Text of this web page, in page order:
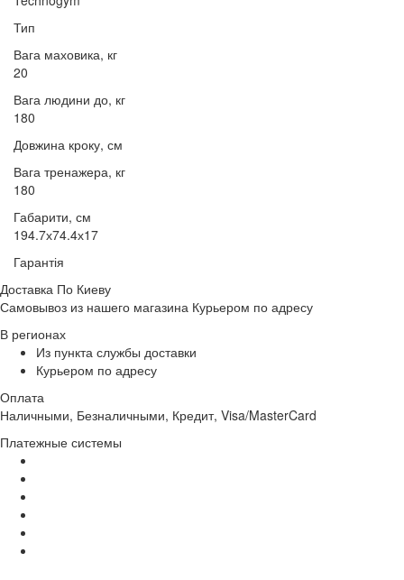
Тип
Вага маховика, кг
20
Вага людини до, кг
180
Довжина кроку, см
Вага тренажера, кг
180
Габарити, см
194.7х74.4х17
Гарантія
Доставка По Киеву
Самовывоз из нашего магазина Курьером по адресу
В регионах
Из пункта службы доставки
Курьером по адресу
Оплата
Наличными, Безналичными, Кредит, Visa/MasterCard
Платежные системы